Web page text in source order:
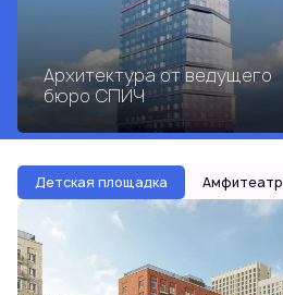
Архитектура от ведущего
бюро СПИЧ
Детская площадка Амфитеатр